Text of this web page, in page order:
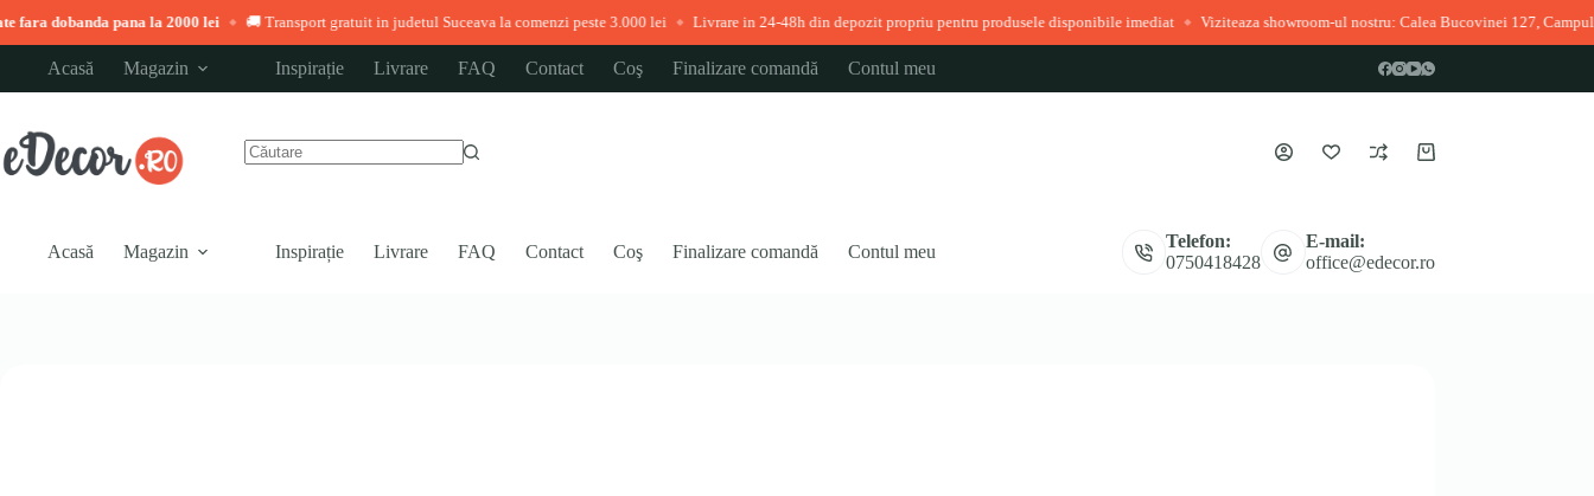
la 2000 lei ◆ 🚚 Transport gratuit in judetul Suceava la comenzi peste 3.000 lei ◆ Livrare in 24-48h din depozit propriu pentru produsele disponibile imediat ◆ Viziteaza showroom-ul nostru: Calea Bucovinei 127, Campulung Moldovenesc
conținut
Acasă Magazin Inspirație Livrare FAQ Contact Coş Finalizare comandă Contul meu
Coș
Acasă Magazin Inspirație Livrare FAQ Contact Coş Finalizare comandă Contul meu
Telefon:
0750418428
E-mail:
office@edecor.ro